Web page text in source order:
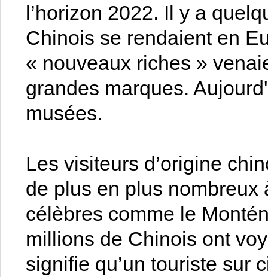
l’horizon 2022. Il y a
Chinois se rendaient en
« nouveaux riches »
grandes marques.
musées.
Les visiteurs d’origine
de plus en plus
célèbres comme le
millions de Chinois ont
signifie qu’un touriste sur